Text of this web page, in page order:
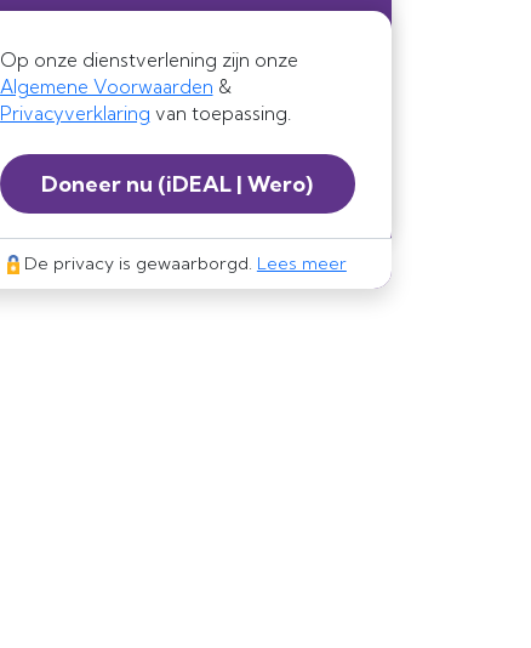
Op onze dienstverlening zijn onze
Algemene Voorwaarden &
Privacyverklaring van toepassing.
Doneer nu (iDEAL | Wero)
De privacy is gewaarborgd. Lees meer